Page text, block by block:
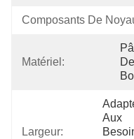
Composants De
Matériel:
De
Largeur:
Aux